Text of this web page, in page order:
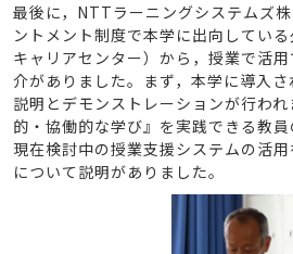
最後に，NTTラーニングシステムズ
ントメント制度で本学に出向してい
キャリアセンター）から，授業で活
介がありました。まず，本学に導入
説明とデモンストレーションが行わ
的・協働的な学び』を実践できる教
現在検討中の授業支援システムの活
について説明がありました。